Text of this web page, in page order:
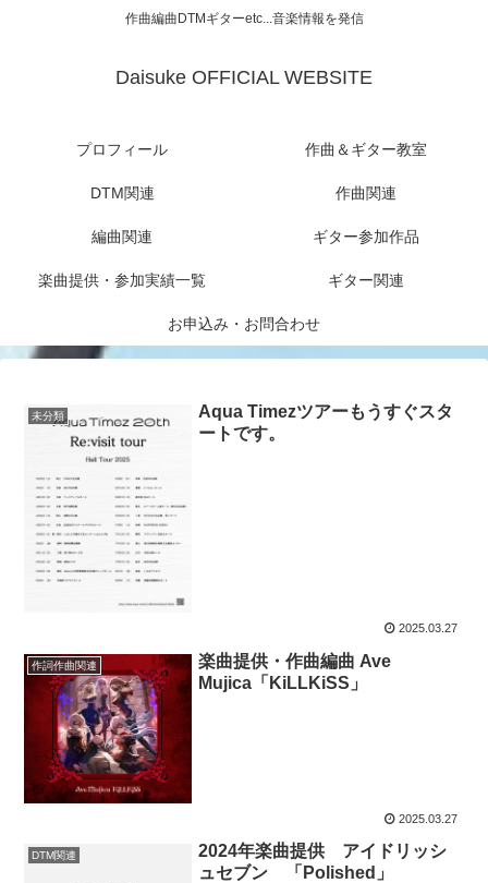
作曲編曲DTMギターetc...音楽情報を発信
Daisuke OFFICIAL WEBSITE
プロフィール 作曲＆ギター教室
DTM関連 作曲関連
編曲関連 ギター参加作品
楽曲提供・参加実績一覧 ギター関連
お申込み・お問合わせ
未分類
Aqua Timezツアーもうすぐスタ
ートです。
2025.03.27
作詞作曲関連
楽曲提供・作曲編曲 Ave
Mujica「KiLLKiSS」
2025.03.27
DTM関連
2024年楽曲提供 アイドリッシ
ュセブン 「Polished」